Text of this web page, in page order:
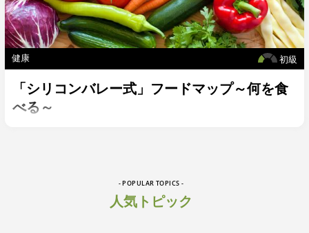
初級
健康
「シリコンバレー式」フードマップ～何を食
べる～
- POPULAR TOPICS -
人気トピック